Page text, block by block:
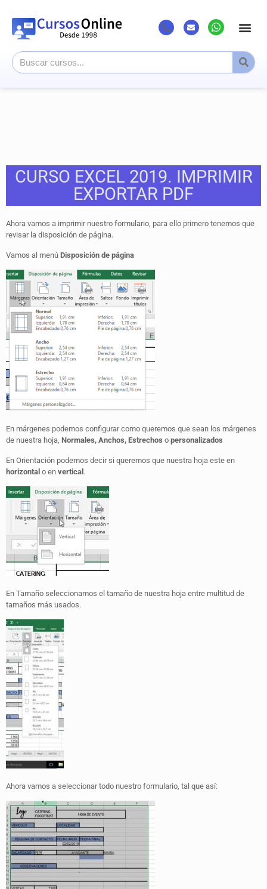
CURSO EXCEL 2019. IMPRIMIR
EXPORTAR PDF
Ahora vamos a imprimir nuestro formulario, para ello primero tenemos que
revisar la disposición de página.
Vamos al menú Disposición de página
En márgenes podemos configurar como queremos que sean los márgenes
de nuestra hoja, Normales, Anchos, Estrechos o personalizados
En Orientación podemos decir si queremos que nuestra hoja este en
horizontal o en vertical.
En Tamaño seleccionamos el tamaño de nuestra hoja entre multitud de
tamaños más usados.
Ahora vamos a seleccionar todo nuestro formulario, tal que así: